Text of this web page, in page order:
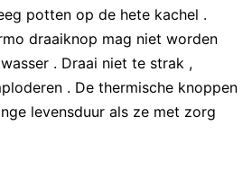
potten op de hete kachel .
draaiknop mag niet worden
. Draai niet te strak ,
. De thermische knoppen
levensduur als ze met zorg